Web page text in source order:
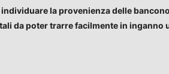
la provenienza delle
da poter trarre facilmente in inganno